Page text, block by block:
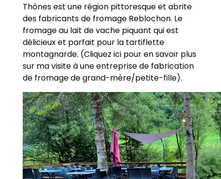
Thônes est une région pittoresque et abrite
des fabricants de fromage Reblochon. Le
fromage au lait de vache piquant qui est
délicieux et parfait pour la tartiflette
montagnarde. (Cliquez ici pour en savoir plus
sur ma visite à une entreprise de fabrication
de fromage de grand-mère/petite-fille).